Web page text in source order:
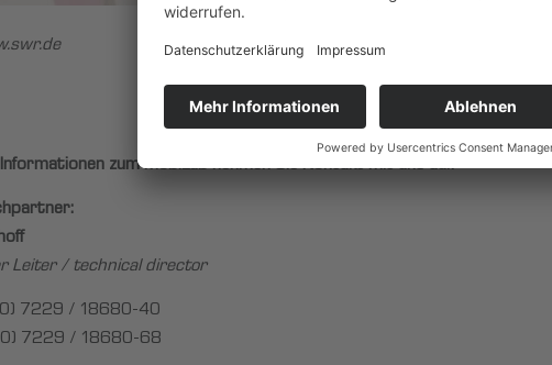
zumMobiLabnehmen Sie Kontakt mit uns auf!
Leiter / technical director
7229 / 18680-40
7229 / 18680-68